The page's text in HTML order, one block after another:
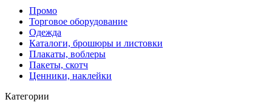
Промо
Торговое оборудование
Одежда
Каталоги, брошюры и листовки
Плакаты, воблеры
Пакеты, скотч
Ценники, наклейки
Категории